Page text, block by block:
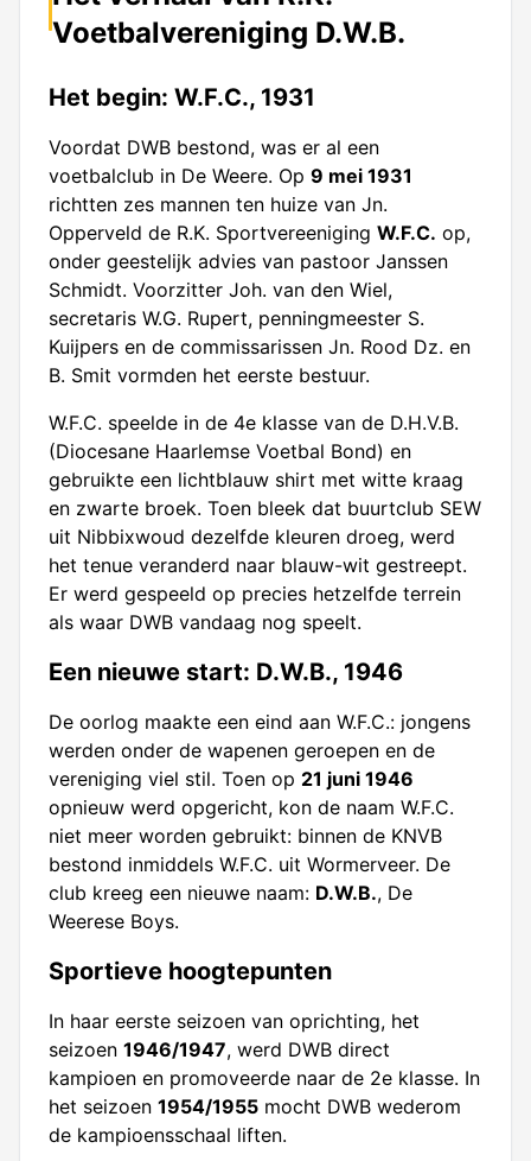
Voetbalvereniging D.W.B.
Het begin: W.F.C., 1931
Voordat DWB bestond, was er al een
voetbalclub in De Weere. Op 9 mei 1931
richtten zes mannen ten huize van Jn.
Opperveld de R.K. Sportvereeniging W.F.C. op,
onder geestelijk advies van pastoor Janssen
Schmidt. Voorzitter Joh. van den Wiel,
secretaris W.G. Rupert, penningmeester S.
Kuijpers en de commissarissen Jn. Rood Dz. en
B. Smit vormden het eerste bestuur.
W.F.C. speelde in de 4e klasse van de D.H.V.B.
(Diocesane Haarlemse Voetbal Bond) en
gebruikte een lichtblauw shirt met witte kraag
en zwarte broek. Toen bleek dat buurtclub SEW
uit Nibbixwoud dezelfde kleuren droeg, werd
het tenue veranderd naar blauw-wit gestreept.
Er werd gespeeld op precies hetzelfde terrein
als waar DWB vandaag nog speelt.
Een nieuwe start: D.W.B., 1946
De oorlog maakte een eind aan W.F.C.: jongens
werden onder de wapenen geroepen en de
vereniging viel stil. Toen op 21 juni 1946
opnieuw werd opgericht, kon de naam W.F.C.
niet meer worden gebruikt: binnen de KNVB
bestond inmiddels W.F.C. uit Wormerveer. De
club kreeg een nieuwe naam: D.W.B., De
Weerese Boys.
Sportieve hoogtepunten
In haar eerste seizoen van oprichting, het
seizoen 1946/1947, werd DWB direct
kampioen en promoveerde naar de 2e klasse. In
het seizoen 1954/1955 mocht DWB wederom
de kampioensschaal liften.